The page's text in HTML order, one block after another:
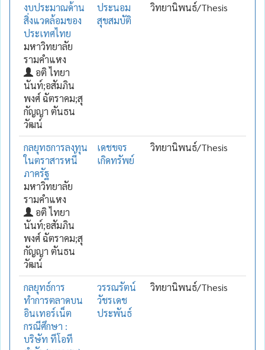
งบประมาณด้าน
สิ่งแวดล้อมของ
ประเทศไทย
มหาวิทยาลัย
รามคำแหง
อติ ไทยา
นันท์;อสัมภิน
พงศ์ ฉัตราคม;สุ
กัญญา ตันธน
วัฒน์
ประนอม
สุขสมบัติ
วิทยานิพนธ์/Thesis
กลยุทธการลงทุน
ในตราสารหนี้
ภาครัฐ
มหาวิทยาลัย
รามคำแหง
อติ ไทยา
นันท์;อสัมภิน
พงศ์ ฉัตราคม;สุ
กัญญา ตันธน
วัฒน์
เดชขจร
เกิดทรัพย์
วิทยานิพนธ์/Thesis
กลยุทธ์การ
ทำการตลาดบน
อินเทอร์เน็ต
กรณีศึกษา :
บริษัท ทีโอที
วรรณรัตน์
วัชรเดช
ประพันธ์
วิทยานิพนธ์/Thesis